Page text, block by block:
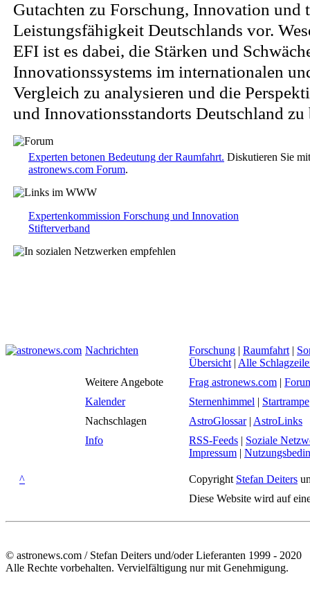
Gutachten zu Forschung, Innovation und
Leistungsfähigkeit Deutschlands vor.
EFI ist es dabei, die Stärken und
Innovationssystems im internationalen
Vergleich zu analysieren und die
und Innovationsstandorts Deutschland zu
Experten betonen Bedeutung der Raumfahrt. Diskutieren Sie
astronews.com Forum.
Expertenkommission Forschung und Innovation
Stifterverband
Nachrichten Forschung | Raumfahrt |
Übersicht | Alle
Weitere Angebote
Frag astronews.com |
Kalender
Sternenhimmel | Startrampe
Nachschlagen
AstroGlossar| AstroLinks
Info
RSS-Feeds | Soziale
Impressum |
^ Copyright Stefan Deiters
Diese Website wird auf
© astronews.com / Stefan Deiters und/oder Lieferanten 1999 - 2020
Alle Rechte vorbehalten. Vervielfältigung nur mit Genehmigung.